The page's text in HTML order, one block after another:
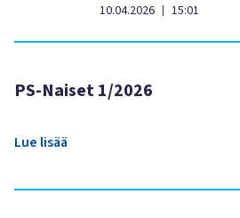
10.04.2026 | 15:01
PS-Naiset 1/2026
Lue lisää